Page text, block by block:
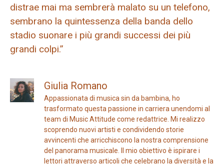
distrae mai ma sembrerà malato su un telefono,
sembrano la quintessenza della banda dello
stadio suonare i più grandi successi dei più
grandi colpi.”
Giulia Romano
Appassionata di musica sin da bambina, ho
trasformato questa passione in carriera unendomi al
team di Music Attitude come redattrice. Mi realizzo
scoprendo nuovi artisti e condividendo storie
avvincenti che arricchiscono la nostra comprensione
del panorama musicale. Il mio obiettivo è ispirare i
lettori attraverso articoli che celebrano la diversità e la